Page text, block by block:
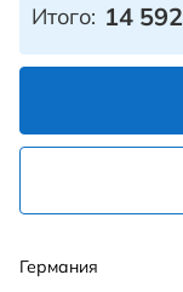
Итого: 14 592
Германия